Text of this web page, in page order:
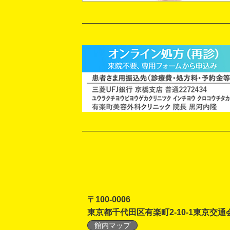
〒100-0006
東京都千代田区有楽町2-10-1東京交通
館内マップ